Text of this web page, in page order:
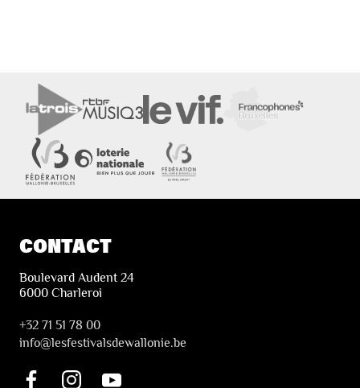
CONTACT
Boulevard Audent 24
6000 Charleroi
+32 71 51 78 00
info@lesfestivalsdewallonie.be